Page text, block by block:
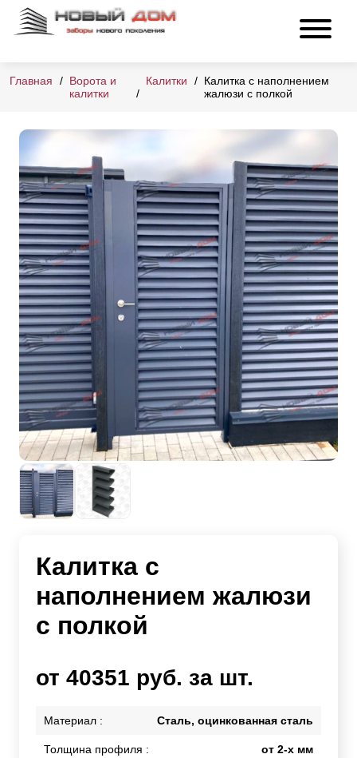
Главная
Ворота и
калитки
Калитки
Калитка с наполнением
жалюзи с полкой
Калитка с
наполнением жалюзи
с полкой
от 40351 руб. за шт.
Материал : Сталь, оцинкованная сталь
Толщина профиля : от 2-х мм